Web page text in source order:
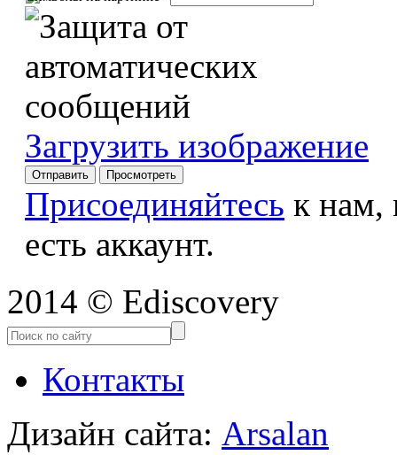
Загрузить изображение
Присоединяйтесь к
есть аккаунт.
2014 © Ediscovery
Контакты
Дизайн сайта: Arsalan